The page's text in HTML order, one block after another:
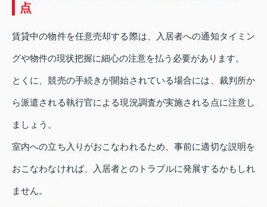
点
賃貸中の物件を任意売却する際は、入居者への通知タイミン
グや物件の現状把握に細心の注意を払う必要があります。
とくに、競売の手続きが開始されている場合には、裁判所か
ら派遣される執行官による現況調査が実施される点に注意し
ましょう。
室内への立ち入りがおこなわれるため、事前に適切な説明を
おこなわなければ、入居者とのトラブルに発展するかもしれ
ません。